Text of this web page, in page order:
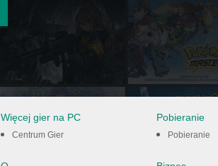
Więcej gier na PC
Centrum Gier
Pobieranie
Pobieranie